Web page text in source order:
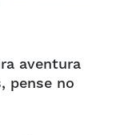
aventura
pense no